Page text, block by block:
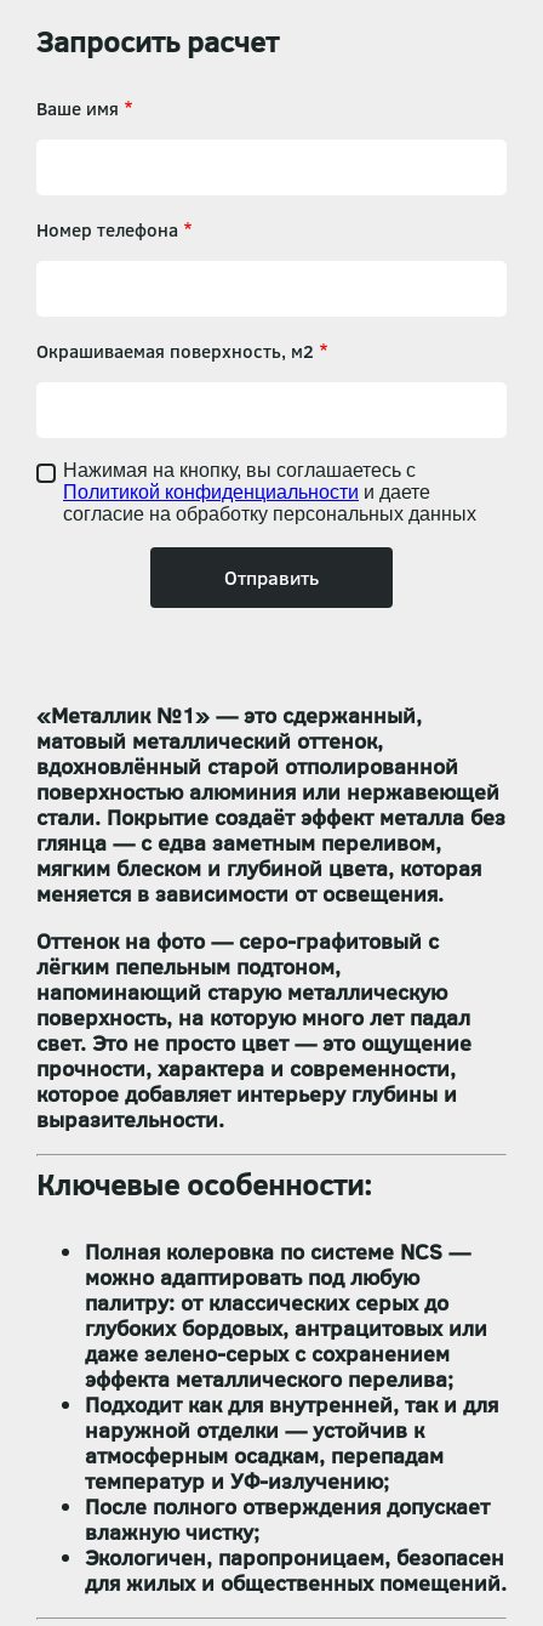
Запросить расчет
Ваше имя
Номер телефона
Окрашиваемая поверхность, м2
Нажимая на кнопку, вы соглашаетесь с
Политикой конфиденциальности и даете
согласие на обработку персональных данных
«Металлик №1» — это сдержанный,
матовый металлический оттенок,
вдохновлённый старой отполированной
поверхностью алюминия или нержавеющей
стали. Покрытие создаёт эффект металла без
глянца — с едва заметным переливом,
мягким блеском и глубиной цвета, которая
меняется в зависимости от освещения.
Оттенок на фото — серо-графитовый с
лёгким пепельным подтоном,
напоминающий старую металлическую
поверхность, на которую много лет падал
свет. Это не просто цвет — это ощущение
прочности, характера и современности,
которое добавляет интерьеру глубины и
выразительности.
Ключевые особенности:
Полная колеровка по системе NCS —
можно адаптировать под любую
палитру: от классических серых до
глубоких бордовых, антрацитовых или
даже зелено-серых с сохранением
эффекта металлического перелива;
Подходит как для внутренней, так и для
наружной отделки — устойчив к
атмосферным осадкам, перепадам
температур и УФ-излучению;
После полного отверждения допускает
влажную чистку;
Экологичен, паропроницаем, безопасен
для жилых и общественных помещений.